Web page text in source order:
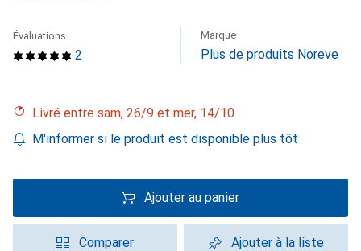
2
Évaluations Marque
Plus de produits Noreve
Livré entre sam, 26/9 et mer, 14/10
M'informer si le produit est disponible plus tôt
Ajouter au panier
Comparer Ajouter à la liste